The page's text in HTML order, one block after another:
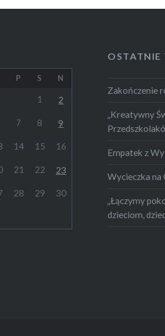
P S N
1 2
7 8 9
14 15 16
21 22 23
28 29 30
OSTATNIE
Zakończenie
„Kreatywny
Empatek z
Wycieczka na
„Łączymy
dzieciom,